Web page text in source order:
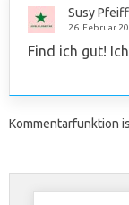
Susy
26. Februar
Find ich gut!
Kommentarfunktion
Suchen